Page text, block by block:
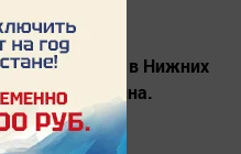
о пожаре в Нижних
летний мужчина.